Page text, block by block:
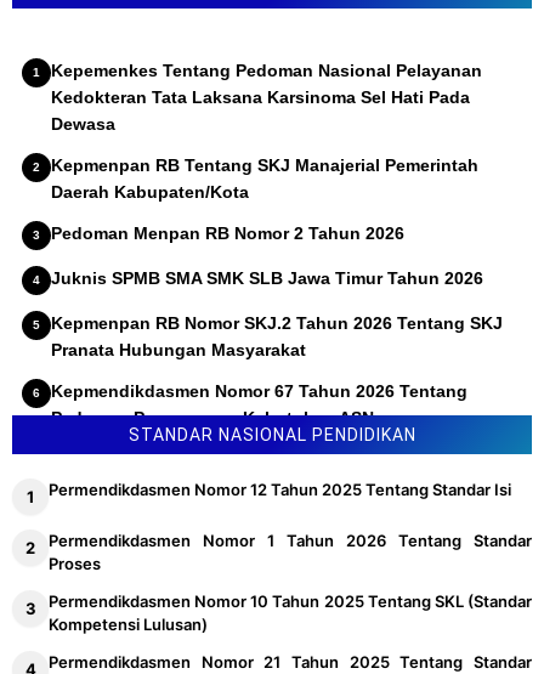
Kepemenkes Tentang Pedoman Nasional Pelayanan
Kedokteran Tata Laksana Karsinoma Sel Hati Pada
Dewasa
Kepmenpan RB Tentang SKJ Manajerial Pemerintah
Daerah Kabupaten/Kota
Pedoman Menpan RB Nomor 2 Tahun 2026
Juknis SPMB SMA SMK SLB Jawa Timur Tahun 2026
Kepmenpan RB Nomor SKJ.2 Tahun 2026 Tentang SKJ
Pranata Hubungan Masyarakat
Kepmendikdasmen Nomor 67 Tahun 2026 Tentang
Pedoman Penyusunan Kebutuhan ASN
STANDAR NASIONAL PENDIDIKAN
Permendikdasmen Nomor 12 Tahun 2025 Tentang Standar Isi
Permendikdasmen Nomor 1 Tahun 2026 Tentang Standar
Proses
Permendikdasmen Nomor 10 Tahun 2025 Tentang SKL (Standar
Kompetensi Lulusan)
Permendikdasmen Nomor 21 Tahun 2025 Tentang Standar